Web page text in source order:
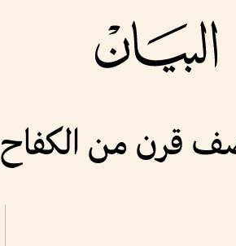
قرن من الكفاح